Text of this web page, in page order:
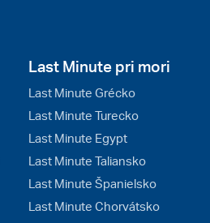
Last Minute pri mori
Last Minute Grécko
Last Minute Turecko
Last Minute Egypt
Last Minute Taliansko
Last Minute Španielsko
Last Minute Chorvátsko